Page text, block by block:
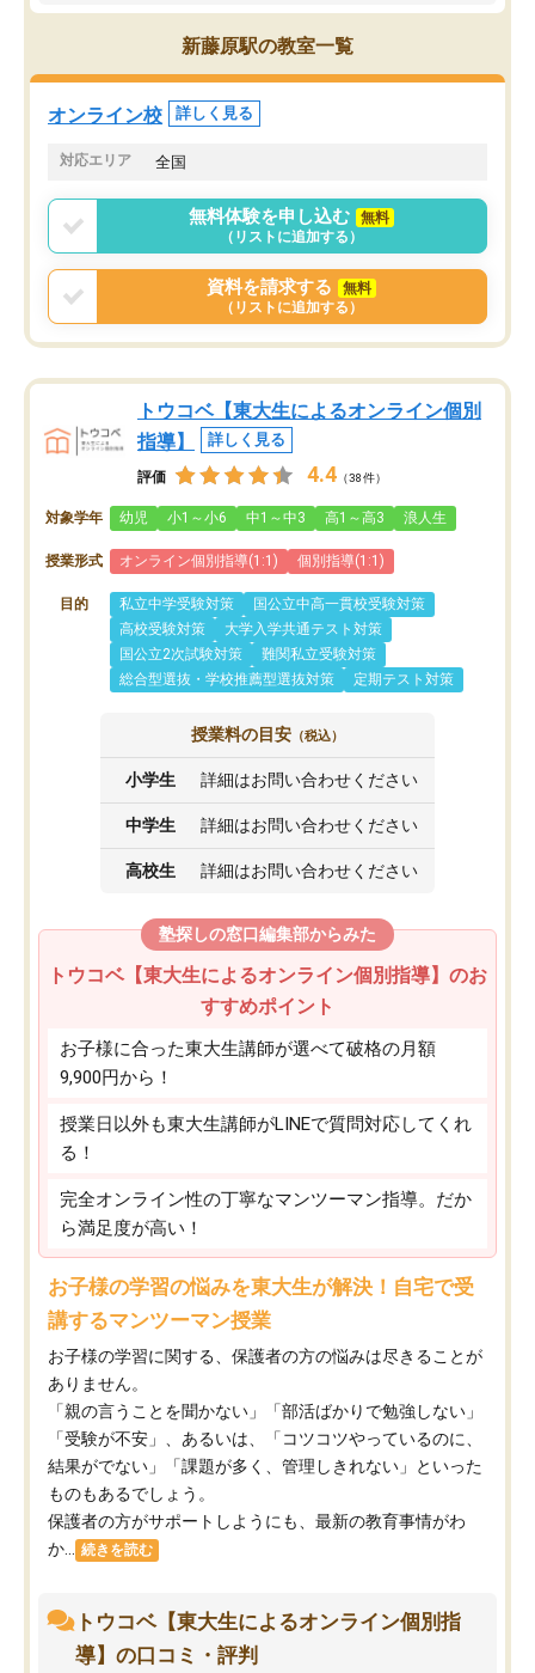
であるので無料の週末教室を使用しな
がら頑張って欲しいと思います！
新藤原駅の教室一覧
オンライン校 詳しく見る
対応エリア 全国
無料体験を申し込む
無料
（リストに追加する）
資料を請求する
無料
（リストに追加する）
トウコベ【東大生によるオンライン個別
指導】
詳しく見る
評価 4.4 （38件）
対象学年 幼児 小1～小6 中1～中3 高1～高3 浪人生
授業形式 オンライン個別指導(1:1) 個別指導(1:1)
目的 私立中学受験対策
国公立中高一貫校受験対策
高校受験対策
大学入学共通テスト対策
国公立2次試験対策
難関私立受験対策
総合型選抜・学校推薦型選抜対策
定期テスト対策
授業料の目安 （税込）
小学生 詳細はお問い合わせください
中学生 詳細はお問い合わせください
高校生 詳細はお問い合わせください
塾探しの窓口編集部からみた
トウコベ【東大生によるオンライン個別指導】のお
すすめポイント
お子様に合った東大生講師が選べて破格の月額
9,900円から！
授業日以外も東大生講師がLINEで質問対応してくれ
る！
完全オンライン性の丁寧なマンツーマン指導。だか
ら満足度が高い！
お子様の学習の悩みを東大生が解決！自宅で受
講するマンツーマン授業
お子様の学習に関する、保護者の方の悩みは尽きることが
ありません。
「親の言うことを聞かない」「部活ばかりで勉強しない」
「受験が不安」、あるいは、「コツコツやっているのに、
結果がでない」「課題が多く、管理しきれない」といった
ものもあるでしょう。
保護者の方がサポートしようにも、最新の教育事情がわ
か...
続きを読む
トウコベ【東大生によるオンライン個別指
導】の口コミ・評判